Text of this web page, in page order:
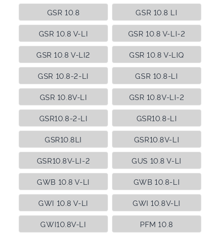
GSR 10.8 GSR 10.8 LI
GSR 10.8 V-LI GSR 10.8 V-LI-2
GSR 10.8 V-LI2 GSR 10.8 V-LIQ
GSR 10.8-2-LI GSR 10.8-LI
GSR 10.8V-LI GSR 10.8V-LI-2
GSR10.8-2-LI GSR10.8-LI
GSR10.8LI GSR10.8V-LI
GSR10.8V-LI-2 GUS 10.8 V-LI
GWB 10.8 V-LI GWB 10.8-LI
GWI 10.8 V-LI GWI 10.8V-LI
GWI10.8V-LI PFM 10.8